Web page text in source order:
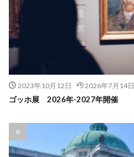
2023年10月12日 2026年7月14日
ゴッホ展 2026年-2027年開催